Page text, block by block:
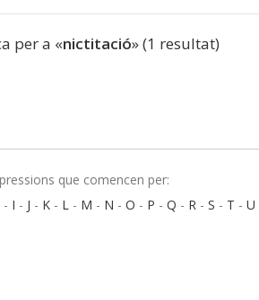
per a «nictitació» (1 resultat)
que comencen per:
- I - J - K - L - M - N - O - P - Q - R - S - T - U